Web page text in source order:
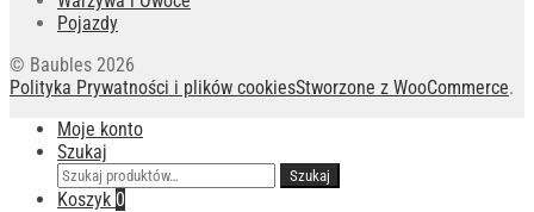
Pojazdy
© Baubles 2026
Polityka Prywatności i plików cookiesStworzone z WooCommerce.
Moje konto
Szukaj
Szukaj:
Szukaj
Koszyk 0